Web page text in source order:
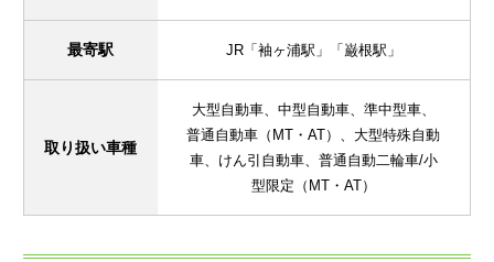
最寄駅 JR「袖ヶ浦駅」「巌根駅」
取り扱い車種
大型自動車、中型自動車、準中型車、
普通自動車（MT・AT）、大型特殊自動
車、けん引自動車、普通自動二輪車/小
型限定（MT・AT）